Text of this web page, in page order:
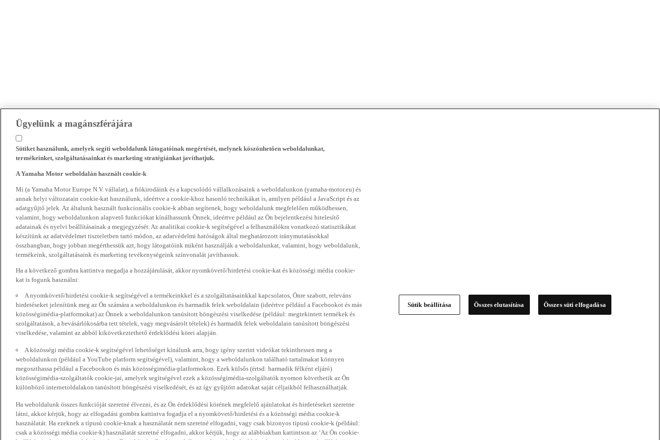
Ügyelünk a magánszférájára
Sütiket használunk, amelyek segíti weboldalunk látogatóinak megértését, melynek köszönhetően weboldalunkat,
termékeinket, szolgáltatásainkat és marketing stratégiánkat javíthatjuk.
A Yamaha Motor weboldalán használt cookie-k
Mi (a Yamaha Motor Europe N.V. vállalat), a fiókirodáink és a kapcsolódó vállalkozásaink a weboldalunkon (yamaha-motor.eu) és
annak helyi változatain cookie-kat használunk, ideértve a cookie-khoz hasonló technikákat is, amilyen például a JavaScript és az
adatgyűjtő jelek. Az általunk használt funkcionális cookie-k abban segítenek, hogy weboldalunk megfelelően működhessen,
valamint, hogy weboldalunkon alapvető funkciókat kínálhassunk Önnek, ideértve például az Ön bejelentkezési hitelesítő
adatainak és nyelvi beállításainak a megjegyzését. Az analitikai cookie-k segítségével a felhasználókra vonatkozó statisztikákat
készítünk az adatvédelmet tiszteletben tartó módon, az adatvédelmi hatóságok által meghatározott iránymutatásokkal
összhangban, hogy jobban megérthessük azt, hogy látogatóink miként használják a weboldalunkat, valamint, hogy weboldalunk,
termékeink, szolgáltatásaink és marketing tevékenységeink színvonalát javíthassuk.
Ha a következő gombra kattintva megadja a hozzájárulását, akkor nyomkövető/hirdetési cookie-kat és közösségi média cookie-
kat is fogunk használni:
A nyomkövető/hirdetési cookie-k segítségével a termékeinkkel és a szolgáltatásainkkal kapcsolatos, Önre szabott, releváns
hirdetéseket jelenítünk meg az Ön számára a weboldalunkon és harmadik felek weboldalain (ideértve például a Facebookot és más
közösségimédia-platformokat) az Önnek a weboldalunkon tanúsított böngészési viselkedése (például: megtekintett termékek és
szolgáltatások, a bevásárlókosárba tett tételek, vagy megvásárolt tételek) és harmadik felek weboldalain tanúsított böngészési
viselkedése, valamint az abból kikövetkeztethető érdeklődési körei alapján.
A közösségi média cookie-k segítségével lehetőséget kínálunk arra, hogy igény szerint videókat tekinthessen meg a
weboldalunkon (például a YouTube platform segítségével), valamint, hogy a weboldalunkon található tartalmakat könnyen
megoszthassa például a Facebookon és más közösségimédia-platformokon. Ezek külsős (értsd: harmadik félként eljáró)
közösségimédia-szolgáltatók cookie-jai, amelyek segítségével ezek a közösségimédia-szolgáltatók nyomon követhetik az Ön
különböző internetoldalakon tanúsított böngészési viselkedését, és az így gyűjtött adatokat saját céljaikból felhasználhatják.
Ha weboldalunk összes funkcióját szeretné élvezni, és az Ön érdeklődési körének megfelelő ajánlatokat és hirdetéseket szeretne
látni, akkor kérjük, hogy az elfogadási gombra kattintva fogadja el a nyomkövető/hirdetési és a közösségi média cookie-k
használatát. Ha ezeknek a típusú cookie-knak a használatát nem szeretné elfogadni, vagy csak bizonyos típusú cookie-k (például:
csak a közösségi média cookie-k) használatát szeretné elfogadni, akkor kérjük, hogy az alábbiakban kattintson az ‘Az Ön cookie-
Sütik beállítása Összes elutasítása Összes süti elfogadása